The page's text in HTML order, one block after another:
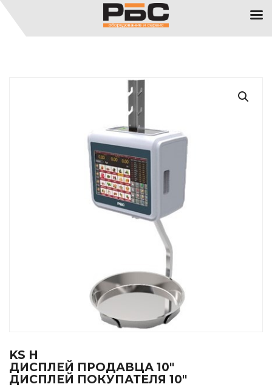
KS H
ДИСПЛЕЙ ПРОДАВЦА 10″
ДИСПЛЕЙ ПОКУПАТЕЛЯ 10″